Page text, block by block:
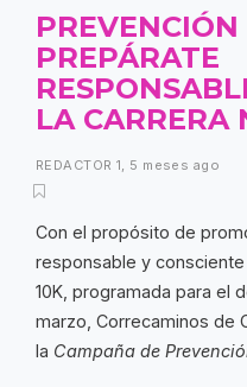
PREPÁRATE
LA CARRERA
REDACTOR 1, 5 meses ago
Con el propósito de
responsable y consciente
10K, programada para el
marzo, Correcaminos de
la Campaña de